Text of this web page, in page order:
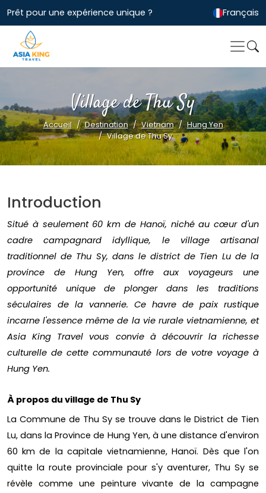
Prêt pour une expérience unique ? Français
Village de Thu Sy
Accueil Destination Vietnam
Hung Yen
Village de Thu Sy
Introduction
Situé à seulement 60 km de Hanoï, niché au cœur d'un
cadre campagnard idyllique, le village artisanal
traditionnel de Thu Sy, dans le district de Tien Lu de la
province de Hung Yen, offre aux voyageurs une
opportunité unique de plonger dans les traditions
séculaires de la vannerie. Ce havre de paix rustique
incarne l'essence même de la vie rurale vietnamienne, et
Asia King Travel vous convie à découvrir la richesse
culturelle de cette communauté lors de votre voyage à
Hung Yen.
À propos du village de Thu Sy
La Commune de Thu Sy se trouve dans le District de Tien
Lu, dans la Province de Hung Yen, à une distance d'environ
60 km de la capitale vietnamienne, Hanoï. Dès que l'on
quitte la route provinciale pour s'y aventurer, Thu Sy se
révèle comme une peinture vivante de la campagne